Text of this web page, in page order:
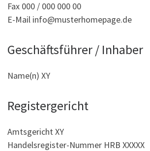
Fax 000 / 000 000 00
E-Mail info@musterhomepage.de
Geschäftsführer / Inhaber
Name(n) XY
Registergericht
Amtsgericht XY
Handelsregister-Nummer HRB XXXXX